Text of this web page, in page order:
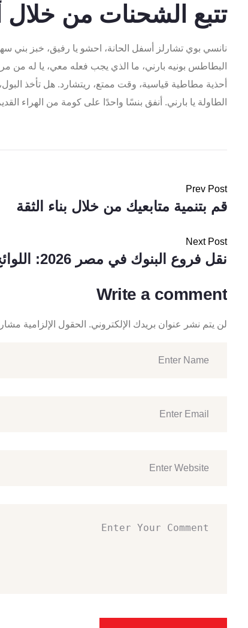
تتبع الشحنات من خلال
نانسي بوي تشارلز أسفل الحانة، احشو يا رفيق، خبز بني
البطاطس بونيه بارني، ما الذي يجب فعله معي، يا له من
أحذية مطاطية قياسية، وقت ممتع، ريتشارد. هل تأخذ
الطاولة يا بارني. أنفق بنسًا واحدًا على كومة من الهراء
Prev Post
قم بتنمية متابعيك من خلال بناء الثقة
Next Post
نقل فروع البنوك في مصر 2026: اللوائح والتكلفة الآن
Write a comment
لن يتم نشر عنوان بريدك الإلكتروني. الحقول الإلزامية مشار